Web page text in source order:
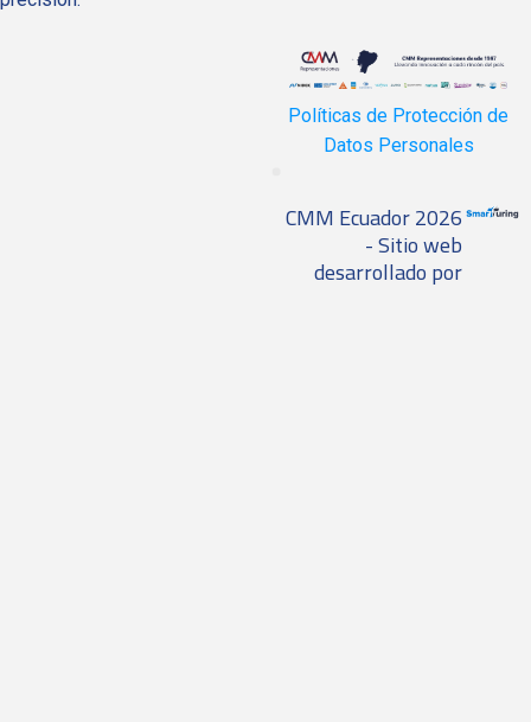
Políticas de Protección de
Datos Personales
CMM Ecuador 2026
- Sitio web
desarrollado por